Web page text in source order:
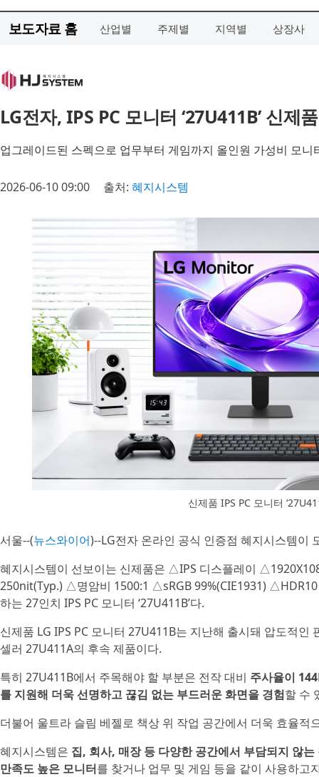
보도자료 홈 산업별 주제별 지역별 상장사
LG전자, IPS PC 모니터 ‘27U411B’ 신제
업그레이드된 스펙으로 업무부터 게임까지 올인원 가성비 모니
2026-06-10 09:00 출처: 혜지시스템
신제품 IPS PC 모니터
서울--(뉴스와이어)--LG전자 온라인 공식 인증점 혜지시스템이
혜지시스템이 선보이는 신제품은 △IPS 디스플레이
250nit(Typ.) △명암비 1500:1 △sRGB 99%(CIE1931)
하는 27인치 IPS PC 모니터 ‘27U411B’다.
신제품 LG IPS PC 모니터 27U411B는 지난해 출시돼 압도적
셀러 27U411A의 후속 제품이다.
특히 27U411B에서 주목해야 할 부분은 전작 대비 주사율이
를 지원해 더욱 선명하고 끊김 없는 부드러운 화면을 경험할 수
더불어 울트라 슬림 베젤로 책상 위 작업 공간에서 더욱 효율적
혜지시스템은 집, 회사, 매장 등 다양한 공간에서 부담되지 않는
만족도 높은 모니터를 찾거나 업무 및 게임 등을 같이 사용하고